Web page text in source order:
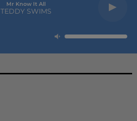
Mr Know It All
TEDDY SWIMS